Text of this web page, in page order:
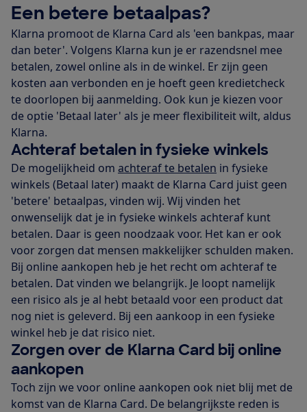
Een betere betaalpas?
Klarna promoot de Klarna Card als 'een bankpas, maar
dan beter'. Volgens Klarna kun je er razendsnel mee
betalen, zowel online als in de winkel. Er zijn geen
kosten aan verbonden en je hoeft geen kredietcheck
te doorlopen bij aanmelding. Ook kun je kiezen voor
de optie 'Betaal later' als je meer flexibiliteit wilt, aldus
Klarna.
Achteraf betalen in fysieke winkels
De mogelijkheid om achteraf te betalen in fysieke
winkels (Betaal later) maakt de Klarna Card juist geen
'betere' betaalpas, vinden wij. Wij vinden het
onwenselijk dat je in fysieke winkels achteraf kunt
betalen. Daar is geen noodzaak voor. Het kan er ook
voor zorgen dat mensen makkelijker schulden maken.
Bij online aankopen heb je het recht om achteraf te
betalen. Dat vinden we belangrijk. Je loopt namelijk
een risico als je al hebt betaald voor een product dat
nog niet is geleverd. Bij een aankoop in een fysieke
winkel heb je dat risico niet.
Zorgen over de Klarna Card bij online
aankopen
Toch zijn we voor online aankopen ook niet blij met de
komst van de Klarna Card. De belangrijkste reden is